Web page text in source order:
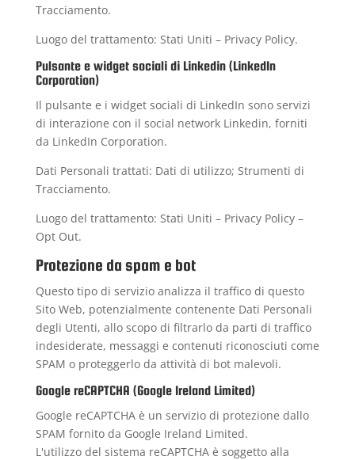
Tracciamento.
Luogo del trattamento: Stati Uniti – Privacy Policy.
Pulsante e widget sociali di Linkedin (LinkedIn
Corporation)
Il pulsante e i widget sociali di LinkedIn sono servizi
di interazione con il social network Linkedin, forniti
da LinkedIn Corporation.
Dati Personali trattati: Dati di utilizzo; Strumenti di
Tracciamento.
Luogo del trattamento: Stati Uniti – Privacy Policy–
Opt Out.
Protezione da spam e bot
Questo tipo di servizio analizza il traffico di questo
Sito Web, potenzialmente contenente Dati Personali
degli Utenti, allo scopo di filtrarlo da parti di traffico
indesiderate, messaggi e contenuti riconosciuti come
SPAM o proteggerlo da attività di bot malevoli.
Google reCAPTCHA (Google Ireland Limited)
Google reCAPTCHA è un servizio di protezione dallo
SPAM fornito da Google Ireland Limited.
L'utilizzo del sistema reCAPTCHA è soggetto alla